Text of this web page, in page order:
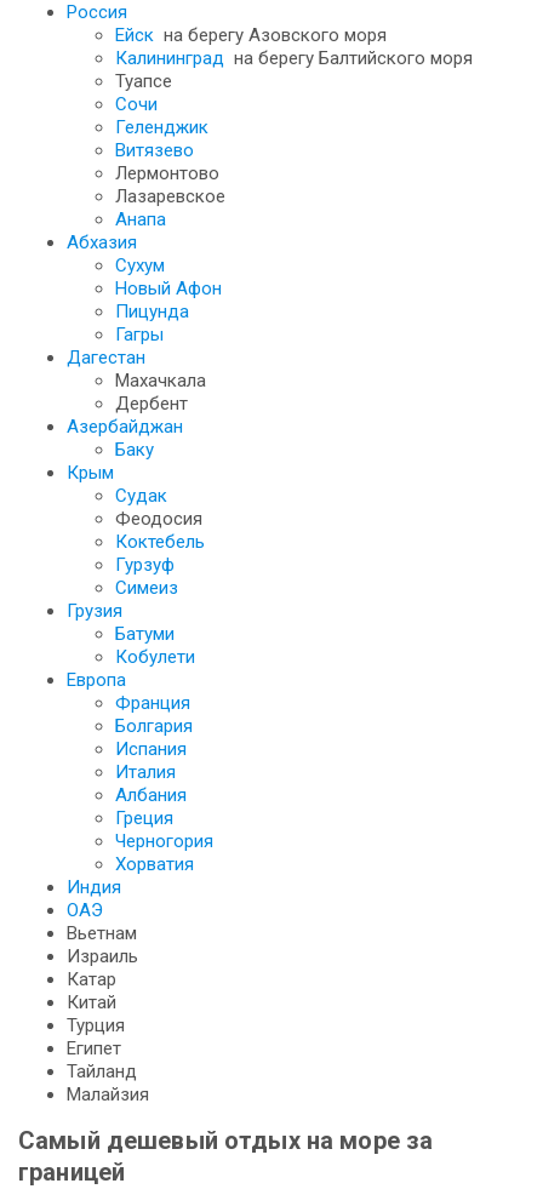
Россия
Ейск на берегу Азовского моря
Калининград на берегу Балтийского моря
Туапсе
Сочи
Геленджик
Витязево
Лермонтово
Лазаревское
Анапа
Абхазия
Сухум
Новый Афон
Пицунда
Гагры
Дагестан
Махачкала
Дербент
Азербайджан
Баку
Крым
Судак
Феодосия
Коктебель
Гурзуф
Симеиз
Грузия
Батуми
Кобулети
Европа
Франция
Болгария
Испания
Италия
Албания
Греция
Черногория
Хорватия
Индия
ОАЭ
Вьетнам
Израиль
Катар
Китай
Турция
Египет
Тайланд
Малайзия
Самый дешевый отдых на море за
границей